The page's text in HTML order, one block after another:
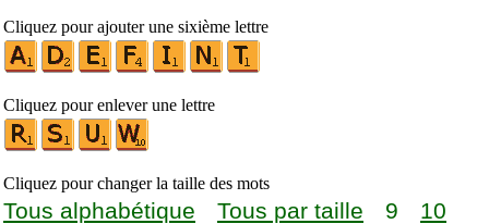
Cliquez pour ajouter une sixième lettre
Cliquez pour enlever une lettre
Cliquez pour changer la taille des mots
Tous alphabétique Tous par taille 9
10